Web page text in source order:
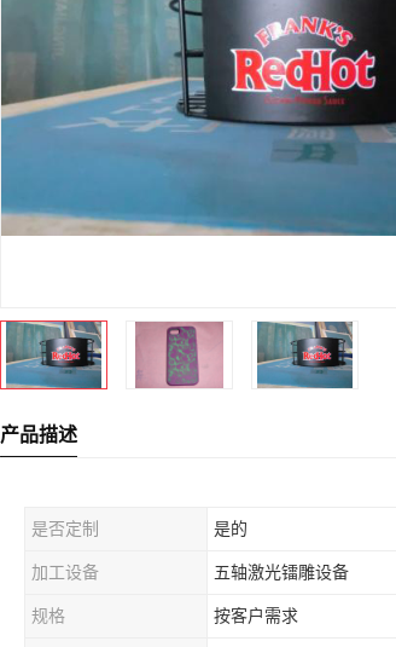
产品描述
是否定制 是的
加工设备 五轴激光镭雕设备
规格 按客户需求